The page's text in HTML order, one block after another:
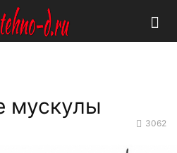
мускулы
3062